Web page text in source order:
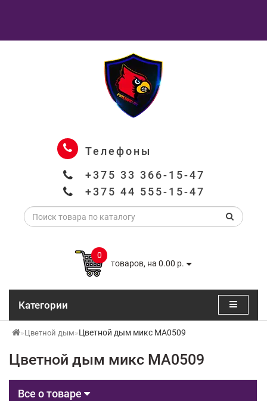
Телефоны
+375 33 366-15-47
+375 44 555-15-47
0
товаров, на 0.00 р.
Категории
Цветной дым Цветной дым микс MA0509
Цветной дым микс MA0509
Все о товаре